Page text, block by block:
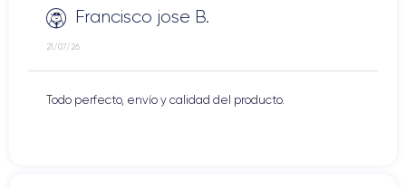
Francisco jose B.
21/07/26
Todo perfecto, envío y calidad del producto.